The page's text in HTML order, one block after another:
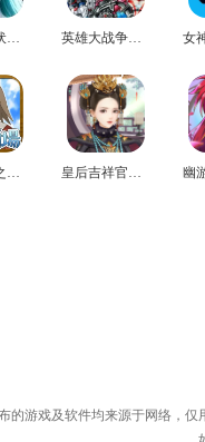
青云诀之伏魔最新版 英雄大战争极限官方版
不可思议之国的冒险官方版 皇后吉祥官方版
的游戏及软件均来源于网络，仅